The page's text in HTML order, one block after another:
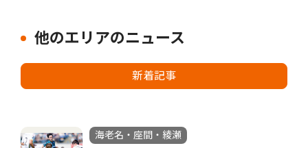
他のエリアのニュース
新着記事
海老名・座間・綾瀬